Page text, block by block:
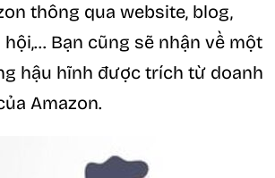
thông qua website, blog,
Bạn cũng sẽ nhận về một
hậu hĩnh được trích từ doanh
Amazon.